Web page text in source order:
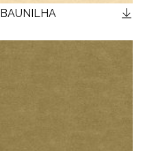
BAUNILHA